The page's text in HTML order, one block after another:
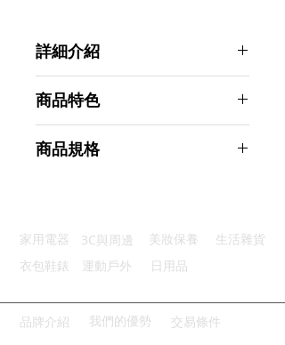
詳細介紹
商品特色
便利雙開：雙開拉鍊左右開合順暢
商品規格
主要材質：PVC
商品尺寸：16*12*3cm
產地名稱：中國大陸
代理商：亞桓有限公司
家用電器 3C與周邊 美妝保養
生活雜貨
衣包鞋錶
運動戶外 日用品
品牌介紹 我們的優勢 交易條件